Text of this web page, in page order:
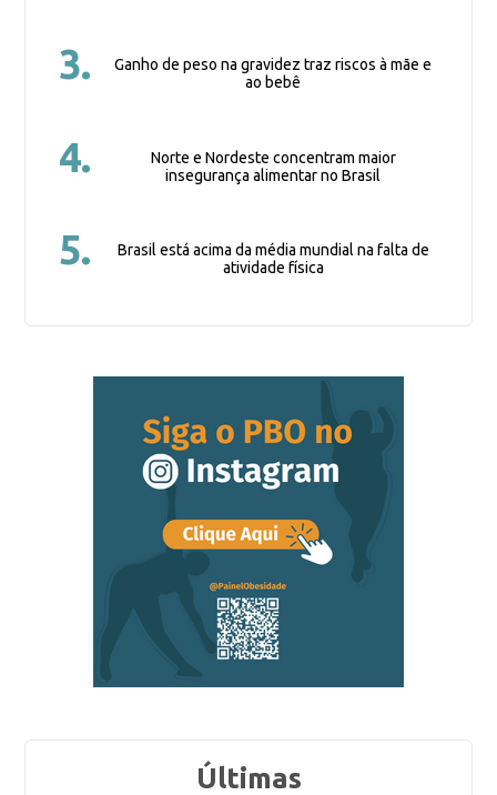
3.
Ganho de peso na gravidez traz riscos à mãe e
ao bebê
4.
Norte e Nordeste concentram maior
insegurança alimentar no Brasil
5.
Brasil está acima da média mundial na falta de
atividade física
Últimas